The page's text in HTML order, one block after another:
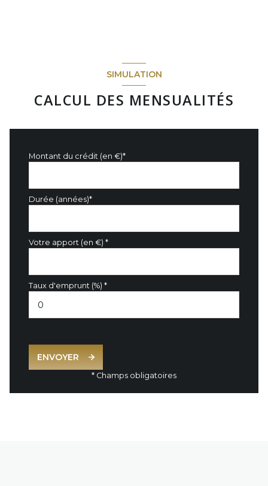
SIMULATION
CALCUL DES MENSUALITÉS
Montant du crédit (en €)*
Durée (années)*
Votre apport (en €) *
Taux d'emprunt (%) *
ENVOYER
* Champs obligatoires